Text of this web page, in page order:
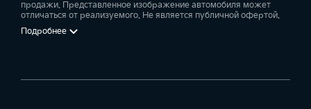
продажи. Представленное изображение автомобиля может
отличаться от реализуемого. Не является публичной офертой.
Подробнее